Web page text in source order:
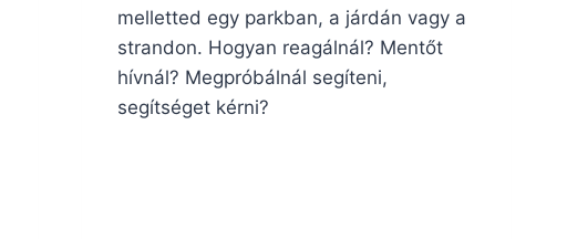
melletted egy parkban, a járdán vagy a
strandon. Hogyan reagálnál? Mentőt
hívnál? Megpróbálnál segíteni,
segítséget kérni?